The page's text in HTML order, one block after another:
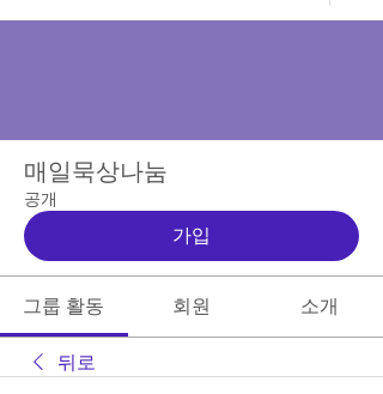
매일묵상나눔
공개
가입
그룹 활동 회원 소개
뒤로